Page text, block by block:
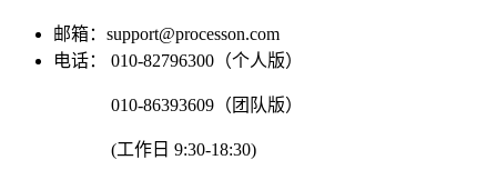
邮箱：support@processon.com
电话：
010-82796300（个人版）
010-86393609（团队版）
(工作日 9:30-18:30)